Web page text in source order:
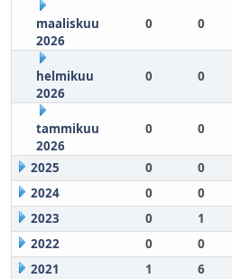
maaliskuu
2026
0 0
helmikuu
2026
0 0
tammikuu
2026
0 0
2025 0 0
2024
0 0
2023
0 1
2022
0 0
2021
1 6